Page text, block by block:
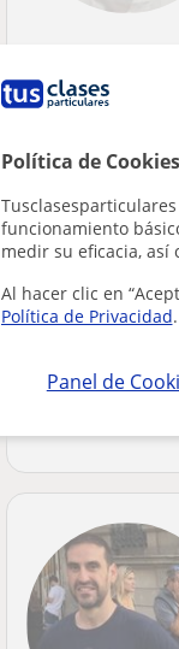
Política de Cookies
funcionamiento
medir su eficacia,
Al hacer clic en
Política de Privacidad.
Panel de